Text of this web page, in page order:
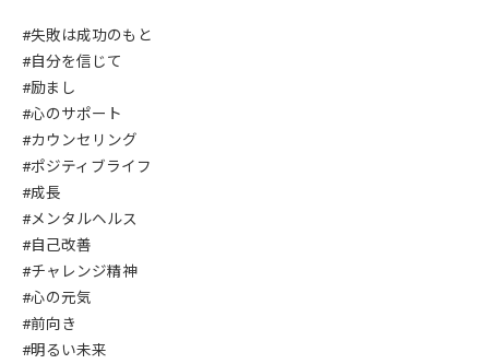
#失敗は成功のもと
#自分を信じて
#励まし
#心のサポート
#カウンセリング
#ポジティブライフ
#成長
#メンタルヘルス
#自己改善
#チャレンジ精神
#心の元気
#前向き
#明るい未来